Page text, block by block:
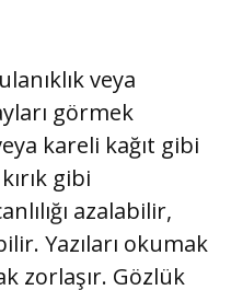
veya
görmek
kareli kağıt gibi
gibi
azalabilir,
Yazıları okumak
zorlaşır. Gözlük